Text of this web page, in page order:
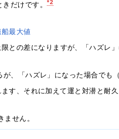
きだけです。*2
船最大値
との差になりますが、「ハズレ
、「ハズレ」になった場合でも
、それに加えて運と対潜と耐
せん。